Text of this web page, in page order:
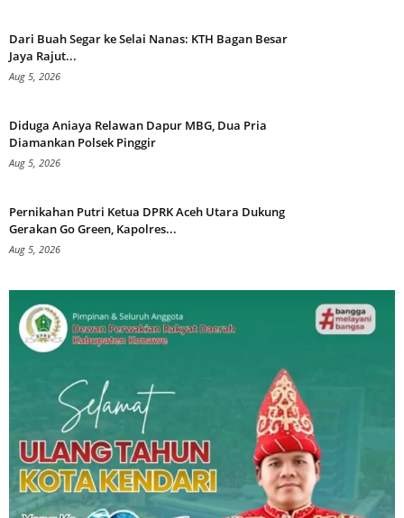
Dari Buah Segar ke Selai Nanas: KTH Bagan Besar
Jaya Rajut...
Aug 5, 2026
Diduga Aniaya Relawan Dapur MBG, Dua Pria
Diamankan Polsek Pinggir
Aug 5, 2026
Pernikahan Putri Ketua DPRK Aceh Utara Dukung
Gerakan Go Green, Kapolres...
Aug 5, 2026